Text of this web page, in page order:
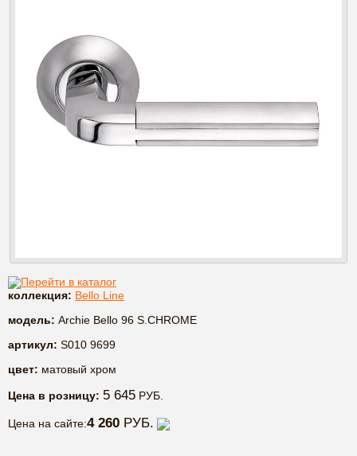
Перейти в каталог
коллекция: Bello Line
модель: Archie Bello 96 S.CHROME
артикул: S010 9699
цвет: матовый хром
Цена в розницу: 5 645 РУБ.
Цена на сайте:4 260 РУБ.